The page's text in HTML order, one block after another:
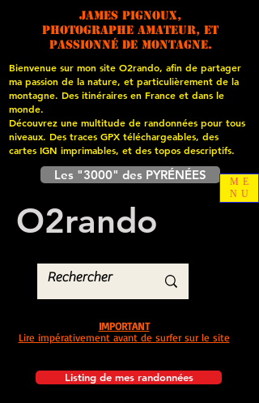
James PIGNOUX,
photographe amateur, et
passionné de montagne.
Bienvenue sur mon site O2rando, afin de partager
ma passion de la nature, et particulièrement de la
montagne. Des itinéraires en France et dans le
monde.
Découvrez une multitude de randonnées pour tous
niveaux. Des traces GPX téléchargeables, des
cartes IGN imprimables, et des topos descriptifs.
Les "3000" des PYRÉNÉES
O2rando
Listing de mes randonnées
IMPORTANT
Lire impérativement avant de surfer sur le site
ME
NU